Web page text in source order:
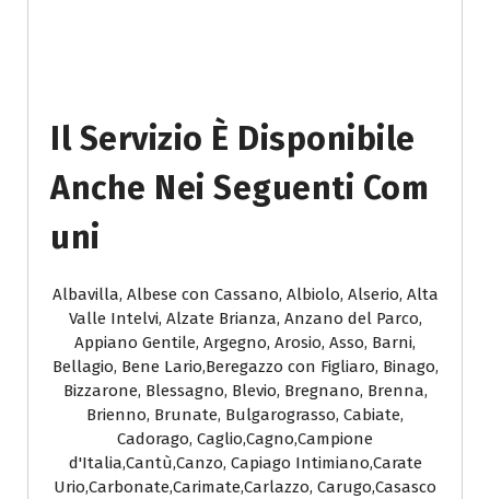
Il Servizio È Disponibile
Anche Nei Seguenti Com
Uni
Albavilla, Albese con Cassano, Albiolo, Alserio, Alta
Valle Intelvi, Alzate Brianza, Anzano del Parco,
Appiano Gentile, Argegno, Arosio, Asso, Barni,
Bellagio, Bene Lario,Beregazzo con Figliaro, Binago,
Bizzarone, Blessagno, Blevio, Bregnano, Brenna,
Brienno, Brunate, Bulgarograsso, Cabiate,
Cadorago, Caglio,Cagno,Campione
d'Italia,Cantù,Canzo, Capiago Intimiano,Carate
Urio,Carbonate,Carimate,Carlazzo, Carugo,Casasco